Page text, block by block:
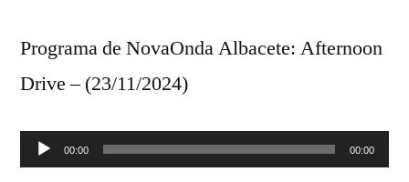
Programa de NovaOnda Albacete: Afternoon
Drive – (23/11/2024)
Reproductor
00:00 00:00